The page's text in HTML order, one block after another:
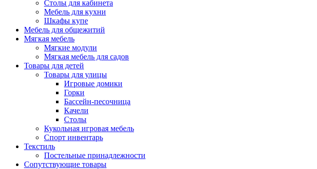
Столы для кабинета
Мебель для кухни
Шкафы купе
Мебель для общежитий
Мягкая мебель
Мягкие модули
Мягкая мебель для садов
Товары для детей
Товары для улицы
Игровые домики
Горки
Бассейн-песочница
Качели
Столы
Кукольная игровая мебель
Спорт инвентарь
Текстиль
Постельные принадлежности
Сопутствующие товары